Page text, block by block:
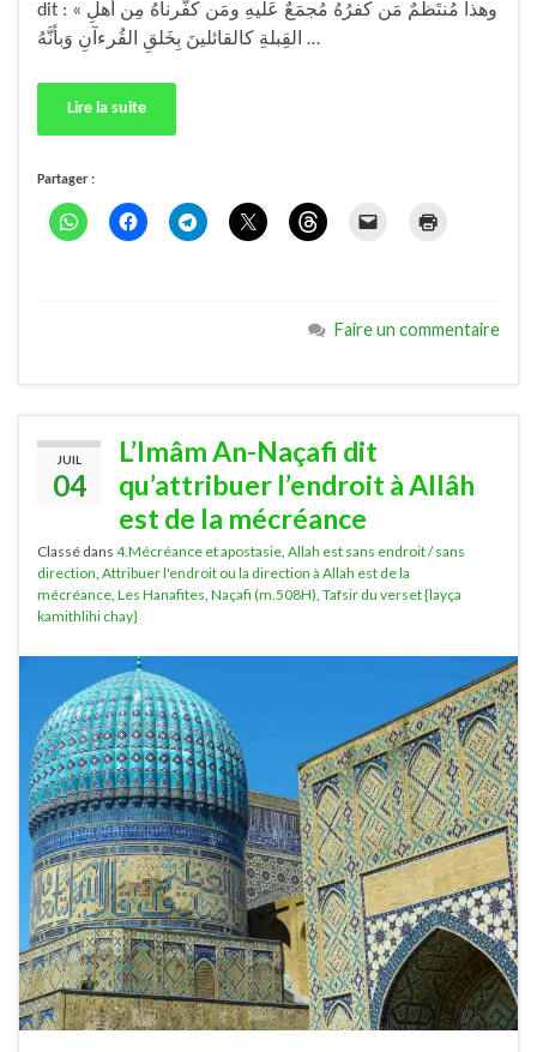
dit : « وهذا مُنتَظمٌ مَن كفرُهُ مُجمَعٌ عَليهِ ومَن كفَّرناهُ مِن أهلِ
القِبلةِ كالقائلينَ بِخَلقِ القُرءآنِ وَبأنَّهُ …
Lire la suite
Partager :
Faire un commentaire
JUIL
04
L’Imâm An-Naçafi dit
qu’attribuer l’endroit à Allâh
est de la mécréance
Classé dans 4.Mécréance et apostasie Allah est sans endroit / sans
direction Attribuer l'endroit ou la direction à Allah est de la
mécréance Les Hanafites Naçafi (m.508H) Tafsir du verset {layça
kamithlihi chay}